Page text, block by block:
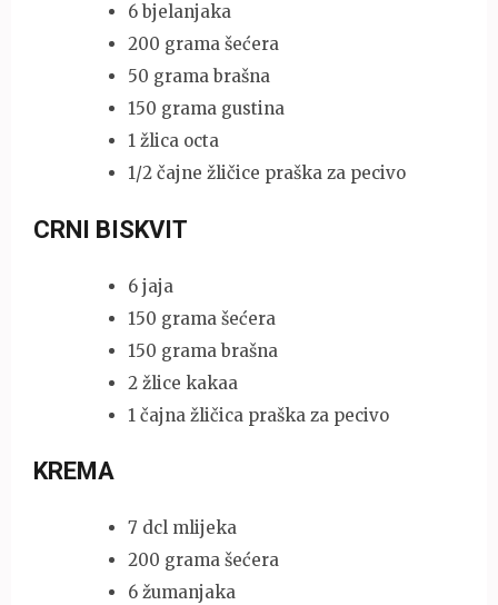
6 bjelanjaka
200 grama šećera
50 grama brašna
150 grama gustina
1 žlica octa
1/2 čajne žličice praška za pecivo
CRNI BISKVIT
6 jaja
150 grama šećera
150 grama brašna
2 žlice kakaa
1 čajna žličica praška za pecivo
KREMA
7 dcl mlijeka
200 grama šećera
6 žumanjaka